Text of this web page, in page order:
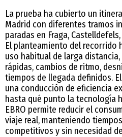
La prueba ha cubierto un
Madrid con diferentes tramos
paradas en Fraga,
El planteamiento del recorrido
uso habitual de larga
rápidas, cambios de ritmo,
tiempos de llegada definidos.
una conducción de eficiencia
hasta qué punto la tecnología
EBRO permite reducir el
viaje real, manteniendo
competitivos y sin necesidad